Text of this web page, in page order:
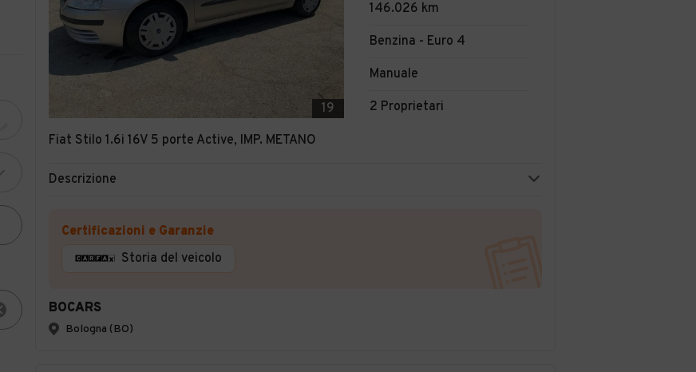
19
Fiat Stilo 1.6i 16V 5 porte Active, IMP. METANO
146.026 km
Benzina - Euro 4
Manuale
2 Proprietari
Descrizione
Certificazioni e Garanzie
Storia del veicolo
BOCARS
Bologna (BO)